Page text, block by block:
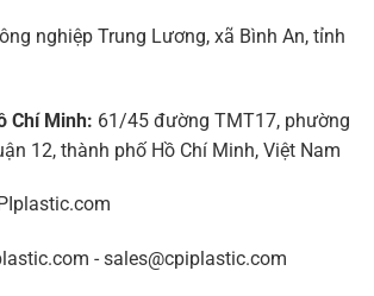
nghiệp Trung Lương, xã Bình An, tỉnh
Chí Minh: 61/45 đường TMT17, phường
12, thành phố Hồ Chí Minh, Việt Nam
- sales@cpiplastic.com